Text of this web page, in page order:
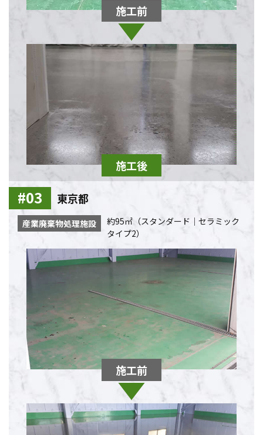
東京都
産業廃棄物処理施設
約95㎡（スタンダード｜セラミック
タイプ2）